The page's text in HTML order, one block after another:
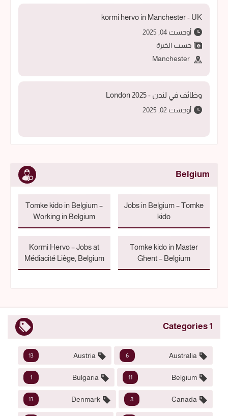
kormi hervo in Manchester - UK
أوجست 04, 2025
حسب الخبرة
وظائف في لندن - 2025 London
أوجست 02, 2025
Belgium
Jobs in Belgium – Tomke
kido
Tomke kido in Belgium –
Working in Belgium
Tomke kido in Master
Ghent – Belgium
Kormi Hervo – Jobs at
Médiacité Liège, Belgium
1 Categories
Australia
6
Austria
13
Belgium
11
Bulgaria
1
Canada
8
Denmark
13